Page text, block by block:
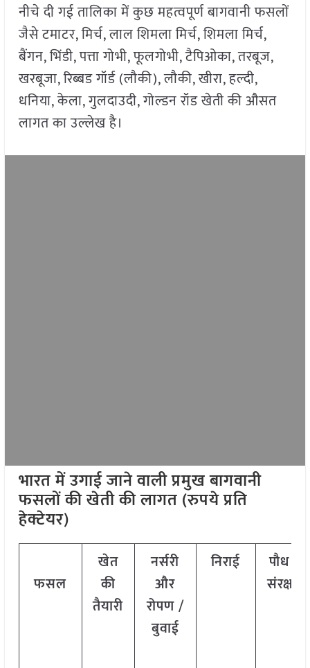
नीचे दी गई तालिका में कुछ महत्वपूर्ण बागवानी फसलों
जैसे टमाटर, मिर्च, लाल शिमला मिर्च, शिमला मिर्च,
बैंगन, भिंडी, पत्ता गोभी, फूलगोभी, टैपिओका, तरबूज,
खरबूजा, रिब्बड गॉर्ड (लौकी), लौकी, खीरा, हल्दी,
धनिया, केला, गुलदाउदी, गोल्डन रॉड खेती की औसत
लागत का उल्लेख है।
भारत में उगाई जाने वाली प्रमुख बागवानी
फसलों की खेती की लागत (रुपये प्रति
हेक्टेयर)
फसल
खेत
की
तैयारी
नर्सरी
और
रोपण /
बुवाई
निराई
पौध –
संरक्षण